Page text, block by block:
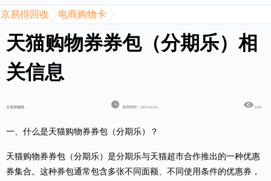
京易得回收 电商购物卡
天猫购物券券包（分期乐）相
关信息
京易得编辑 发布时间：2025-03-14 1635
一、什么是天猫购物券券包（分期乐） ？
天猫购物券券包（分期乐）是分期乐与天猫超市合作推出的一种优惠
券集合。这种券包通常包含多张不同面额、不同使用条件的优惠券，